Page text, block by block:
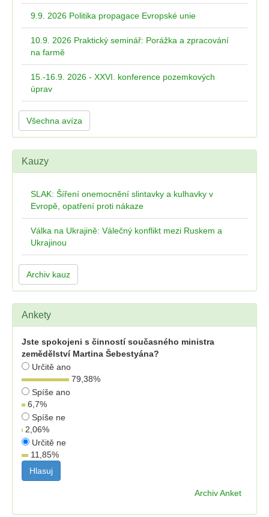
9.9. 2026 Politika propagace Evropské unie
10.9. 2026 Praktický seminář: Porážka a zpracování
na farmě
15.-16.9. 2026 - XXVI. konference pozemkových
úprav
Všechna avíza
Kauzy
SLAK: Šíření onemocnění slintavky a kulhavky v
Evropě, opatření proti nákaze
Válka na Ukrajině: Válečný konflikt mezi Ruskem a
Ukrajinou
Archiv kauz
Ankety
Jste spokojeni s činností současného ministra
zemědělství Martina Šebestyána?
Určitě ano
79,38%
Spíše ano
6,7%
Spíše ne
2,06%
Určitě ne
11,85%
Archiv Anket